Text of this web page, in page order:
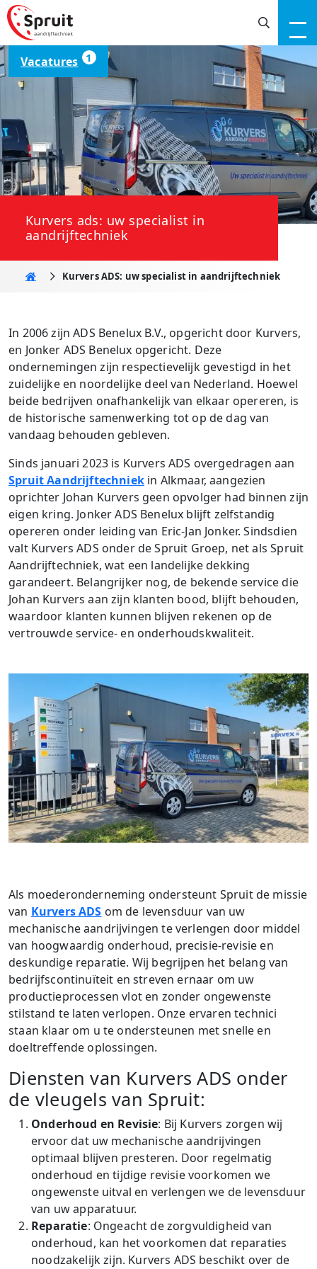
Vacatures 1
Kurvers ads: uw specialist in
aandrijftechniek
Home Kurvers ADS: uw specialist in aandrijftechniek
In 2006 zijn ADS Benelux B.V., opgericht door Kurvers,
en Jonker ADS Benelux opgericht. Deze
ondernemingen zijn respectievelijk gevestigd in het
zuidelijke en noordelijke deel van Nederland. Hoewel
beide bedrijven onafhankelijk van elkaar opereren, is
de historische samenwerking tot op de dag van
vandaag behouden gebleven.
Sinds januari 2023 is Kurvers ADS overgedragen aan
Spruit Aandrijftechniekin Alkmaar, aangezien
oprichter Johan Kurvers geen opvolger had binnen zijn
eigen kring. Jonker ADS Benelux blijft zelfstandig
opereren onder leiding van Eric-Jan Jonker. Sindsdien
valt Kurvers ADS onder de Spruit Groep, net als Spruit
Aandrijftechniek, wat een landelijke dekking
garandeert. Belangrijker nog, de bekende service die
Johan Kurvers aan zijn klanten bood, blijft behouden,
waardoor klanten kunnen blijven rekenen op de
vertrouwde service- en onderhoudskwaliteit.
Als moederonderneming ondersteunt Spruit de missie
van Kurvers ADS om de levensduur van uw
mechanische aandrijvingen te verlengen door middel
van hoogwaardig onderhoud, precisie-revisie en
deskundige reparatie. Wij begrijpen het belang van
bedrijfscontinuïteit en streven ernaar om uw
productieprocessen vlot en zonder ongewenste
stilstand te laten verlopen. Onze ervaren technici
staan klaar om u te ondersteunen met snelle en
doeltreffende oplossingen.
Diensten van Kurvers ADS onder
de vleugels van Spruit:
Onderhoud en Revisie: Bij Kurvers zorgen wij
ervoor dat uw mechanische aandrijvingen
optimaal blijven presteren. Door regelmatig
onderhoud en tijdige revisie voorkomen we
ongewenste uitval en verlengen we de levensduur
van uw apparatuur.
Reparatie: Ongeacht de zorgvuldigheid van
onderhoud, kan het voorkomen dat reparaties
noodzakelijk zijn. Kurvers ADS beschikt over de